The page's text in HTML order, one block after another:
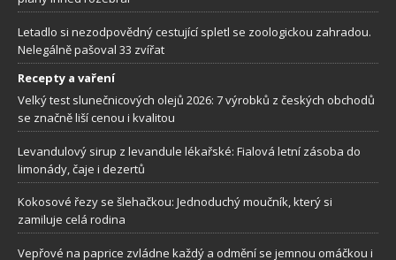
Letadlo si nezodpovědný cestující spletl se zoologickou zahradou.
Nelegálně pašoval 33 zvířat
Recepty a vaření
Velký test slunečnicových olejů 2026: 7 výrobků z českých obchodů
se značně liší cenou i kvalitou
Levandulový sirup z levandule lékařské: Fialová letní zásoba do
limonády, čaje i dezertů
Kokosové řezy se šlehačkou: Jednoduchý moučník, který si
zamiluje celá rodina
Vepřové na paprice zvládne každý a odmění se jemnou omáčkou i